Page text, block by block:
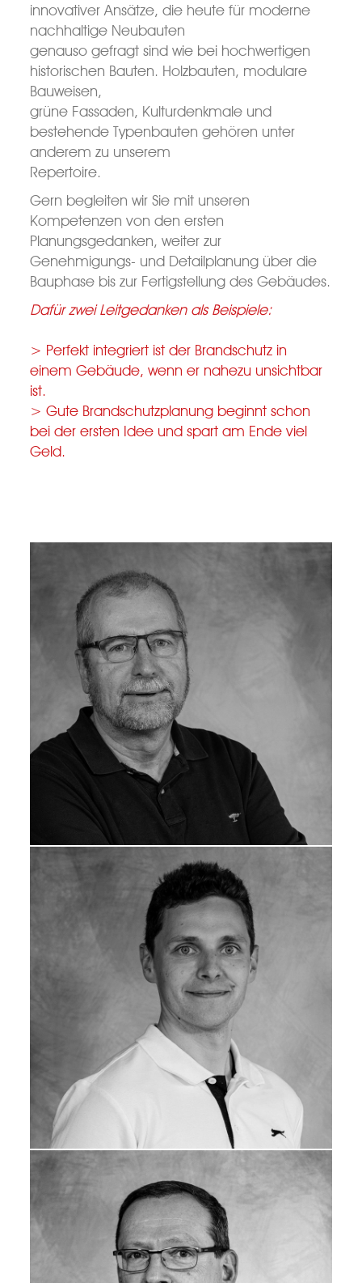
innovativer Ansätze, die heute für moderne
nachhaltige Neubauten
genauso gefragt sind wie bei hochwertigen
historischen Bauten. Holzbauten, modulare
Bauweisen,
grüne Fassaden, Kulturdenkmale und
bestehende Typenbauten gehören unter
anderem zu unserem
Repertoire.
Gern begleiten wir Sie mit unseren
Kompetenzen von den ersten
Planungsgedanken, weiter zur
Genehmigungs- und Detailplanung über die
Bauphase bis zur Fertigstellung des Gebäudes.
Dafür zwei Leitgedanken als Beispiele:
> Perfekt integriert ist der Brandschutz in
einem Gebäude, wenn er nahezu unsichtbar
ist.
> Gute Brandschutzplanung beginnt schon
bei der ersten Idee und spart am Ende viel
Geld.